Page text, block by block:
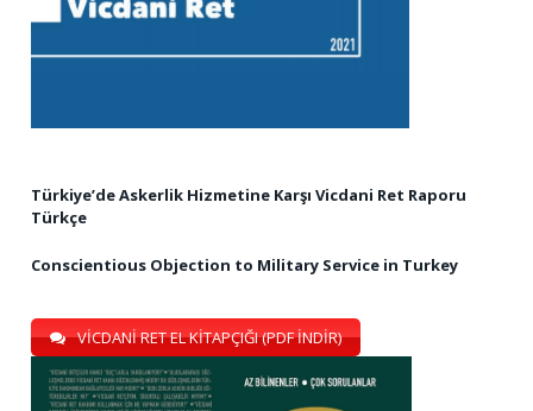
Türkiye’de Askerlik Hizmetine Karşı Vicdani Ret Raporu
Türkçe
Conscientious Objection to Military Service in Turkey
VİCDANİ RET EL KİTAPÇIĞI (PDF İNDİR)